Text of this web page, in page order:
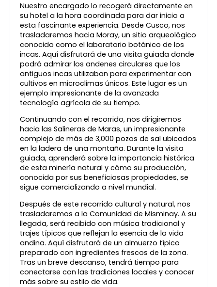
Nuestro encargado lo recogerá directamente en
su hotel a la hora coordinada para dar inicio a
esta fascinante experiencia. Desde Cusco, nos
trasladaremos hacia Moray, un sitio arqueológico
conocido como el laboratorio botánico de los
incas. Aquí disfrutará de una visita guiada donde
podrá admirar los andenes circulares que los
antiguos incas utilizaban para experimentar con
cultivos en microclimas únicos. Este lugar es un
ejemplo impresionante de la avanzada
tecnología agrícola de su tiempo.
Continuando con el recorrido, nos dirigiremos
hacia las Salineras de Maras, un impresionante
complejo de más de 3,000 pozos de sal ubicados
en la ladera de una montaña. Durante la visita
guiada, aprenderá sobre la importancia histórica
de esta minería natural y cómo su producción,
conocida por sus beneficiosas propiedades, se
sigue comercializando a nivel mundial.
Después de este recorrido cultural y natural, nos
trasladaremos a la Comunidad de Misminay. A su
llegada, será recibido con música tradicional y
trajes típicos que reflejan la esencia de la vida
andina. Aquí disfrutará de un almuerzo típico
preparado con ingredientes frescos de la zona.
Tras un breve descanso, tendrá tiempo para
conectarse con las tradiciones locales y conocer
más sobre su estilo de vida.